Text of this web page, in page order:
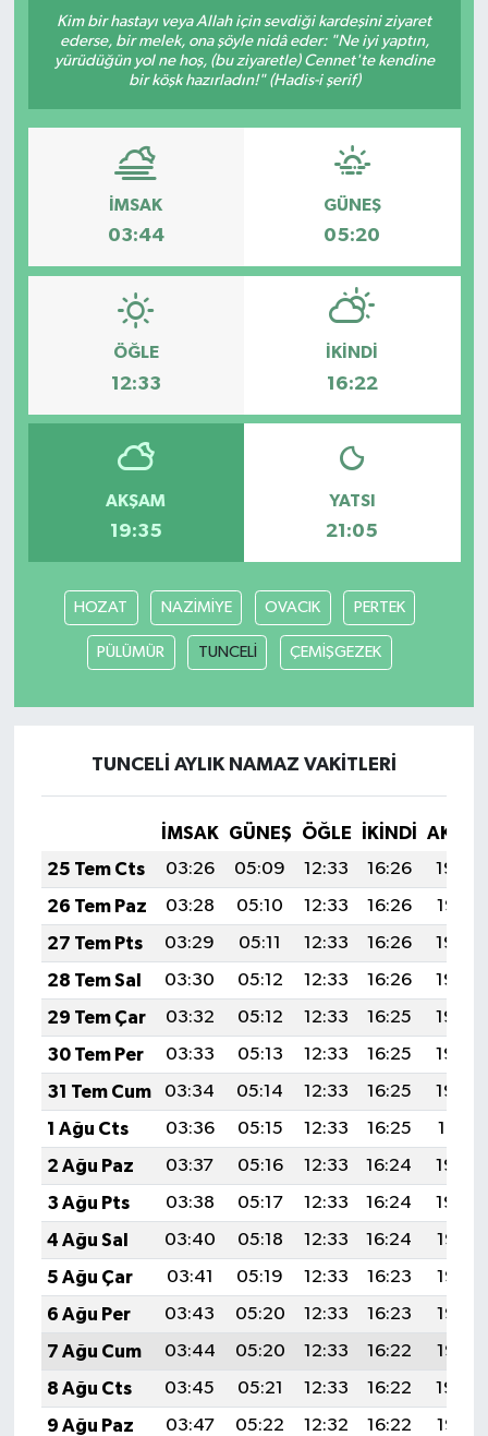
Kim bir hastayı veya Allah için sevdiği kardeşini ziyaret
ederse, bir melek, ona şöyle nidâ eder: "Ne iyi yaptın,
yürüdüğün yol ne hoş, (bu ziyaretle) Cennet'te kendine
bir köşk hazırladın!" (Hadis-i şerif)
İMSAK
03:44
GÜNEŞ
05:20
ÖĞLE
12:33
İKINDI
16:22
AKŞAM
19:35
YATSI
21:05
HOZAT NAZİMİYE OVACIK PERTEK
PÜLÜMÜR TUNCELİ ÇEMİŞGEZEK
TUNCELİ AYLIK NAMAZ VAKITLERI
İMSAK GÜNEŞ ÖĞLE İKINDI
25 Tem Cts
03:26 05:09 12:33 16:26
19:48
26 Tem Paz
03:28 05:10 12:33 16:26
19:47
27 Tem Pts
03:29 05:11 12:33 16:26
19:46
28 Tem Sal
03:30 05:12 12:33 16:26
19:45
29 Tem Çar
03:32 05:12 12:33 16:25
19:44
30 Tem Per
03:33 05:13 12:33 16:25
19:43
31 Tem Cum
03:34 05:14 12:33 16:25
19:42
1 Ağu Cts
03:36 05:15 12:33 16:25
19:41
2 Ağu Paz
03:37 05:16 12:33 16:24
19:40
3 Ağu Pts
03:38 05:17 12:33 16:24
19:39
4 Ağu Sal
03:40 05:18 12:33 16:24
19:38
5 Ağu Çar
03:41 05:19 12:33 16:23
19:37
6 Ağu Per
03:43 05:20 12:33 16:23
19:36
7 Ağu Cum
03:44 05:20 12:33 16:22
19:35
8 Ağu Cts
03:45 05:21 12:33 16:22
19:34
9 Ağu Paz
03:47 05:22 12:32 16:22
19:33
Yaşam
Bi̇li̇m & Teknoloji̇
Dünya